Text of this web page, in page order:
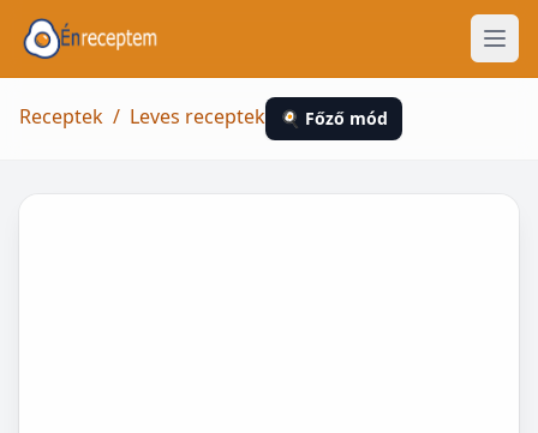
Receptek / Leves receptek 🍳 Főző mód